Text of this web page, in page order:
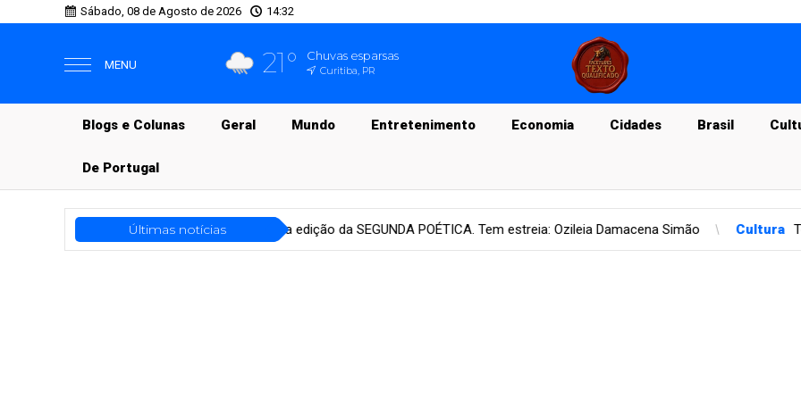
Sábado, 08 de Agosto de 2026 14:32
MENU 21° Chuvas esparsas
Curitiba, PR
Blogs e Colunas Geral Mundo Entretenimento Economia Cidades Brasil
De Portugal
Últimas notícias
Mais uma edição da SEGUNDA POÉTICA. Tem estreia: Ozileia Damacena Simão Cultura Texto Especial de Joizacawpy